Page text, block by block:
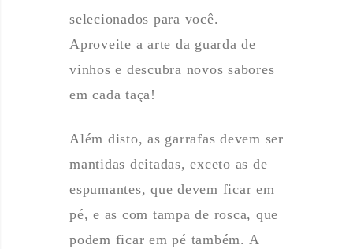
selecionados para você.
Aproveite a arte da guarda de
vinhos e descubra novos sabores
em cada taça!
Além disto, as garrafas devem ser
mantidas deitadas, exceto as de
espumantes, que devem ficar em
pé, e as com tampa de rosca, que
podem ficar em pé também. A